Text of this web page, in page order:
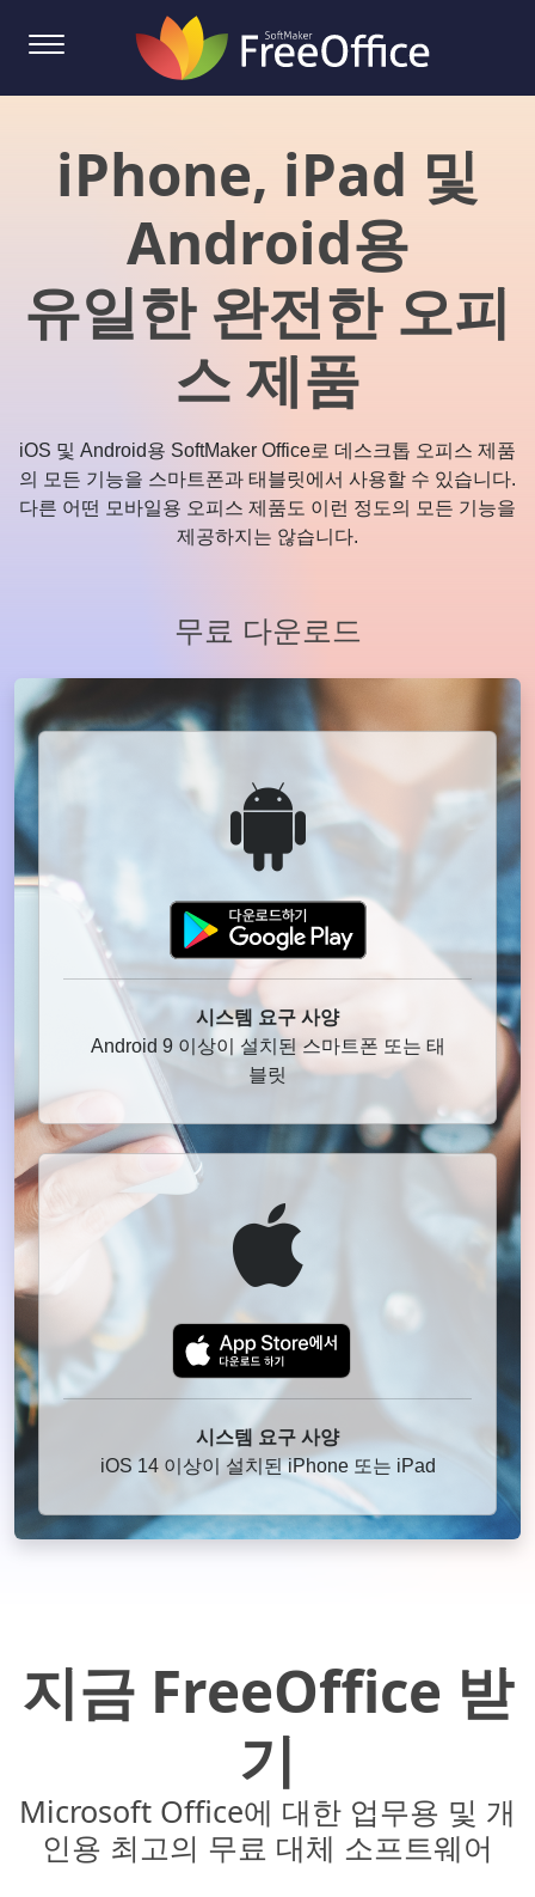
iPhone, iPad 및
Android용
유일한 완전한 오피
스 제품
iOS 및 Android용 SoftMaker Office로 데스크톱 오피스 제품
의 모든 기능을 스마트폰과 태블릿에서 사용할 수 있습니다.
다른 어떤 모바일용 오피스 제품도 이런 정도의 모든 기능을
제공하지는 않습니다.
무료 다운로드
시스템 요구 사양
Android 9 이상이 설치된 스마트폰 또는 태
블릿
시스템 요구 사양
iOS 14 이상이 설치된 iPhone 또는 iPad
지금 FreeOffice 받
기
Microsoft Office에 대한 업무용 및 개
인용 최고의 무료 대체 소프트웨어